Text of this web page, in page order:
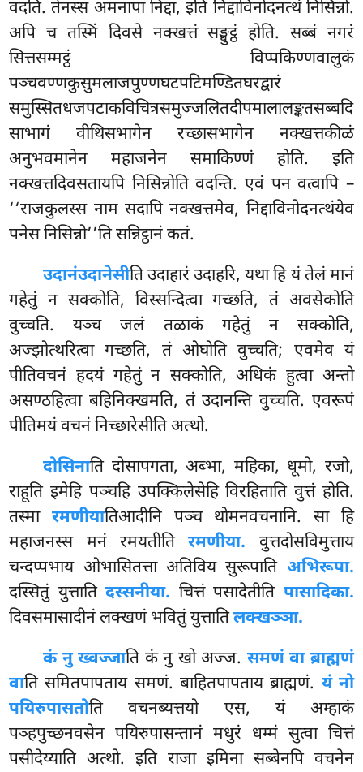
वदति. तेनस्स अमनापा निद्दा, इति निद्दाविनोदनत्थं निसिन्नो.
अपि च तस्मिं दिवसे नक्खत्तं सङ्घुट्ठं होति. सब्बं नगरं
सित्तसम्मट्ठं विप्पकिण्णवालुकं
पञ्चवण्णकुसुमलाजपुण्णघटपटिमण्डितघरद्वारं
समुस्सितधजपटाकविचित्रसमुज्जलितदीपमालालङ्कतसब्बदि
साभागं वीथिसभागेन रच्छासभागेन नक्खत्तकीळं
अनुभवमानेन महाजनेन समाकिण्णं होति. इति
नक्खत्तदिवसतायपि निसिन्नोति वदन्ति. एवं पन वत्वापि –
‘‘राजकुलस्स नाम सदापि नक्खत्तमेव, निद्दाविनोदनत्थंयेव
पनेस निसिन्नो’’ति सन्निट्ठानं कतं.
उदानंउदानेसीति उदाहारं उदाहरि, यथा हि यं तेलं मानं
गहेतुं न सक्कोति, विस्सन्दित्वा गच्छति, तं अवसेकोति
वुच्चति. यञ्च जलं तळाकं गहेतुं न सक्कोति,
अज्झोत्थरित्वा गच्छति, तं ओघोति वुच्चति; एवमेव यं
पीतिवचनं हदयं गहेतुं न सक्कोति, अधिकं हुत्वा अन्तो
असण्ठहित्वा बहिनिक्खमति, तं उदानन्ति वुच्चति. एवरूपं
पीतिमयं वचनं निच्छारेसीति अत्थो.
दोसिनाति दोसापगता, अब्भा, महिका, धूमो, रजो,
राहूति इमेहि पञ्चहि उपक्किलेसेहि विरहिताति वुत्तं होति.
तस्मा रमणीयातिआदीनि पञ्च थोमनवचनानि. सा हि
महाजनस्स मनं रमयतीतिरमणीया. वुत्तदोसविमुत्ताय
चन्दप्पभाय ओभासितत्ता अतिविय सुरूपाति अभिरूपा.
दस्सितुं युत्तातिदस्सनीया. चित्तं पसादेतीति पासादिका.
दिवसमासादीनं लक्खणं भवितुं युत्तातिलक्खञ्ञा.
कं नु ख्वज्जाति कं नु खो अज्ज. समणं वा ब्राह्मणं
वाति समितपापताय समणं. बाहितपापताय ब्राह्मणं. यं नो
पयिरुपासतोति वचनब्यत्तयो एस, यं अम्हाकं
पञ्हपुच्छनवसेन पयिरुपासन्तानं मधुरं धम्मं सुत्वा चित्तं
पसीदेय्याति अत्थो. इति राजा इमिना सब्बेनपि वचनेन